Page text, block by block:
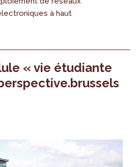
à haut
« vie étudiante